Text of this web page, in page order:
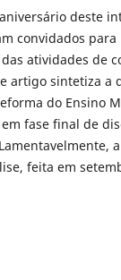
deste
convidados
atividades de
artigo sintetiza a
do Ensino
fase final de
feita em